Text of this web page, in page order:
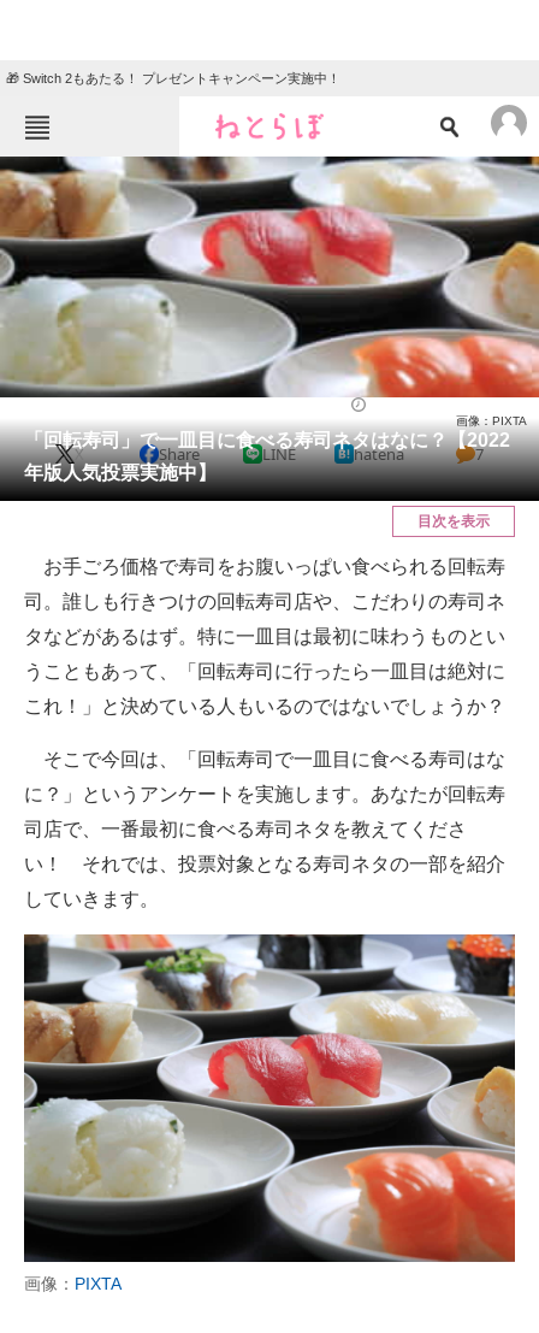
🎁 Switch 2もあたる！ プレゼントキャンペーン実施中！
ねとらぼメニュー
TOP ニュース
エンタメ クイズ
グルメ 地域
教育・育児
動物
会員記事
メディア
ITの今と未来を見通す
スマホと通信の最新トレンド
進化するPCとデバイスの未来
ビジネスと働き方のヒント
企業ITのトレンドを詳説
経営リーダーのコミュニティ
マーケ×ITの今がよく分かる
ITエンジニア向け専門サイト
企業向けIT製品の総合サイト
IT製品の技術・比較・事例
製造業のIT導入・活用を支援
モノづくり技術者専門サイト
「回転寿司」で一皿目に食べる寿司ネタはなに？【2022
年版人気投票実施中】
画像：PIXTA
X Share LINE hatena 7
目次を表示
お手ごろ価格で寿司をお腹いっぱい食べられる回転寿
司。誰しも行きつけの回転寿司店や、こだわりの寿司ネ
タなどがあるはず。特に一皿目は最初に味わうものとい
うこともあって、「回転寿司に行ったら一皿目は絶対に
これ！」と決めている人もいるのではないでしょうか？
そこで今回は、「回転寿司で一皿目に食べる寿司はな
に？」というアンケートを実施します。あなたが回転寿
司店で、一番最初に食べる寿司ネタを教えてくださ
い！ それでは、投票対象となる寿司ネタの一部を紹介
していきます。
画像： PIXTA